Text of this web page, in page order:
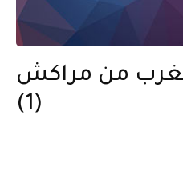
من مراكش
(1)